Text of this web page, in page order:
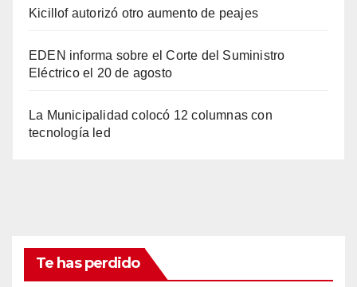
Kicillof autorizó otro aumento de peajes
EDEN informa sobre el Corte del Suministro
Eléctrico el 20 de agosto
La Municipalidad colocó 12 columnas con
tecnología led
Te has perdido